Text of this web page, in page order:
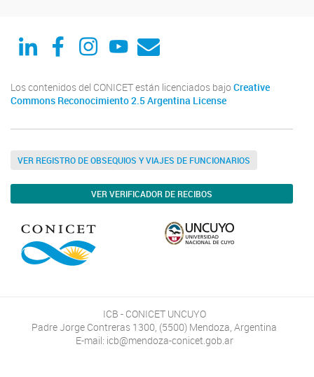
Linked in Facebook
Instagram
Youtube
Correo
Los contenidos del CONICET están licenciados bajo Creative
Commons Reconocimiento 2.5 Argentina License
VER REGISTRO DE OBSEQUIOS Y VIAJES DE FUNCIONARIOS
VER VERIFICADOR DE RECIBOS
ICB - CONICET UNCUYO
Padre Jorge Contreras 1300, (5500) Mendoza, Argentina
E-mail: icb@mendoza-conicet.gob.ar